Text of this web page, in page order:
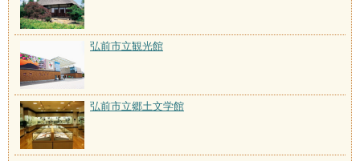
弘前市立観光館
弘前市立郷土文学館